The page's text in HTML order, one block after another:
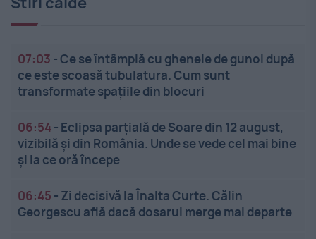
07:03 -Ce se întâmplă cu ghenele de gunoi după
ce este scoasă tubulatura. Cum sunt
transformate spațiile din blocuri
06:54- Eclipsa parțială de Soare din 12 august,
vizibilă și din România. Unde se vede cel mai bine
și la ce oră începe
06:45 - Zi decisivă la Înalta Curte. Călin
Georgescu află dacă dosarul merge mai departe